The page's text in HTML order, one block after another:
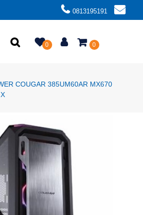
0813195191
0 0
COUGAR 385UM60AR MX670